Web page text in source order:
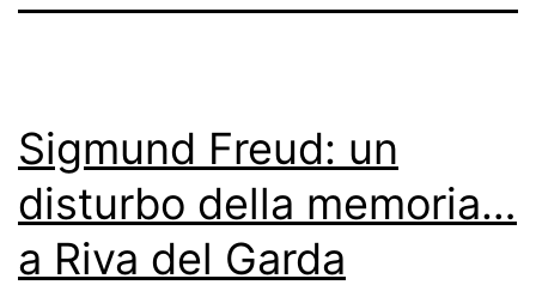
Sigmund Freud: un
disturbo della memoria…
a Riva del Garda